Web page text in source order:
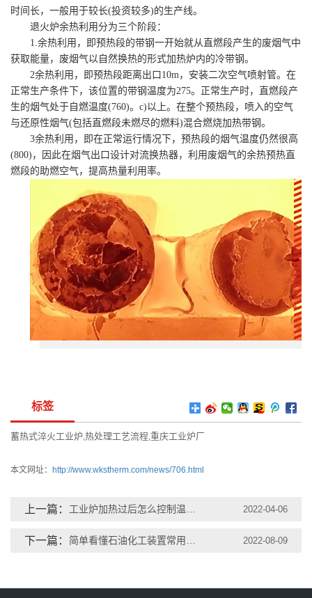
时间长，一般用于较长(投资较多)的生产线。
退火炉余热利用分为三个阶段：
1.余热利用，即预热段的带钢一开始就从直燃段产生的废烟气中
获取能量，废烟气以自然换热的形式加热炉内的冷带钢。
2余热利用，即预热段距离出口10m，安装二次空气喷射管。在
正常生产条件下，该位置的带钢温度为275。正常生产时，直燃段产
生的烟气处于自燃温度(760)。c)以上。在整个预热段，喷入的空气
与还原性烟气(包括直燃段未燃尽的燃料)混合燃烧加热带钢。
3余热利用，即在正常运行情况下，预热段的烟气温度仍然很高
(800)，因此在烟气出口设计对流换热器，利用废烟气的余热预热直
燃段的助燃空气，提高热量利用率。
标签
蓄热式淬火工业炉,热处理工艺流程,重庆工业炉厂
本文网址： http://www.wkstherm.com/news/706.html
上一篇： 工业炉加热过后怎么控制温度？ 2022-04-06
下一篇： 简单看懂石油化工装置常用的工业炉 2022-08-09